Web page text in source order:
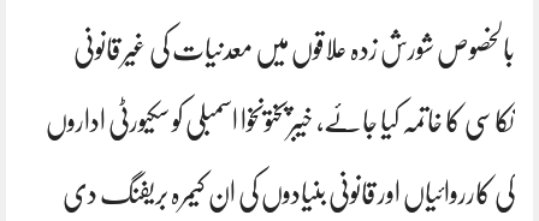
بالخصوص شورش زدہ علاقوں میں معدنیات کی غیر قانونی
نکاسی کا خاتمہ کیا جائے، خیبرپختونخوا اسمبلی کو سکیورٹی اداروں
کی کارروائیاں اور قانونی بنیادوں کی ان کیمرہ بریفنگ دی